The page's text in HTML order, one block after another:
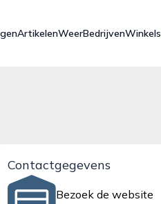
ArtikelenWeerBedrijvenWinkels
Contactgegevens
Bezoek de website